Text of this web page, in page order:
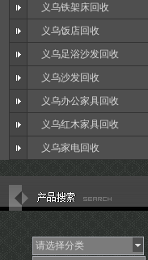
义乌铁架床回收
义乌饭店回收
义乌足浴沙发回收
义乌沙发回收
义乌办公家具回收
义乌红木家具回收
义乌家电回收
请选择分类